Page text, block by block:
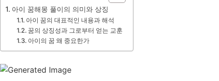
아이 꿈해몽 풀이의 의미와 상징
아이 꿈의 대표적인 내용과 해석
꿈의 상징성과 그로부터 얻는 교훈
아이의 꿈 왜 중요한가